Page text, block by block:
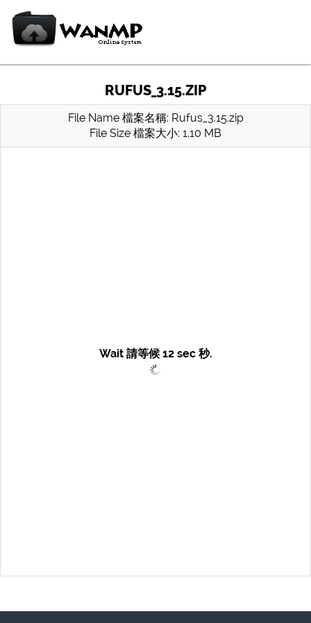
RUFUS_3.15.ZIP
File Name 檔案名稱: Rufus_3.15.zip
File Size 檔案大小: 1.10 MB
Wait 請等候 12sec 秒.